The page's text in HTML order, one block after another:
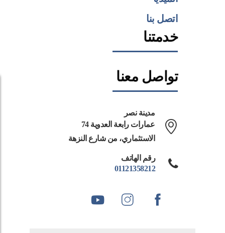
اتصل بنا
خدمتنا
تواصل معنا
مدينة نصر
74 عمارات رابعة العدوية
الاستثماري، من شارع النزهة
رقم الهاتف
01121358212